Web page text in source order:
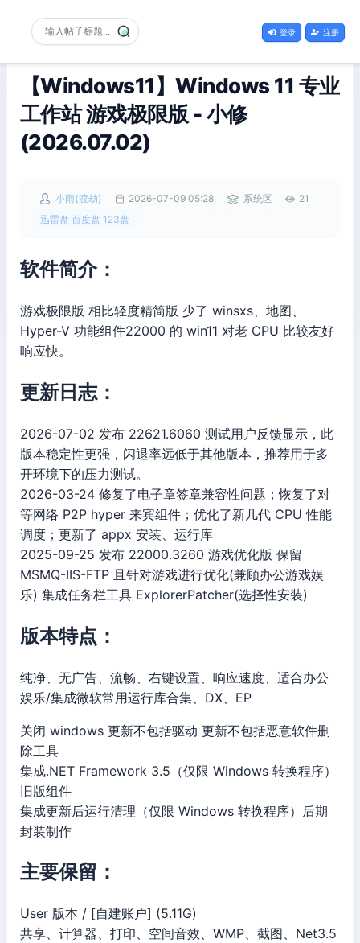
登录 注册
【Windows11】Windows 11 专业
工作站 游戏极限版 - 小修
(2026.07.02)
小雨(渡劫) 2026-07-09 05:28 系统区
21
迅雷盘 百度盘 123盘
软件简介：
游戏极限版 相比轻度精简版 少了 winsxs、地图、
Hyper-V 功能组件22000 的 win11 对老 CPU 比较友好
响应快。
更新日志：
2026-07-02 发布 22621.6060 测试用户反馈显示，此
版本稳定性更强，闪退率远低于其他版本，推荐用于多
开环境下的压力测试。
2026-03-24 修复了电子章签章兼容性问题；恢复了对
等网络 P2P hyper 来宾组件；优化了新几代 CPU 性能
调度；更新了 appx 安装、运行库
2025-09-25 发布 22000.3260 游戏优化版 保留
MSMQ-IIS-FTP 且针对游戏进行优化(兼顾办公游戏娱
乐) 集成任务栏工具 ExplorerPatcher(选择性安装)
版本特点：
纯净、无广告、流畅、右键设置、响应速度、适合办公
娱乐/集成微软常用运行库合集、DX、EP
关闭 windows 更新不包括驱动 更新不包括恶意软件删
除工具
集成.NET Framework 3.5（仅限 Windows 转换程序）
旧版组件
集成更新后运行清理（仅限 Windows 转换程序）后期
封装制作
主要保留：
User 版本 / [自建账户] (5.11G)
共享、计算器、打印、空间音效、WMP、截图、Net3.5